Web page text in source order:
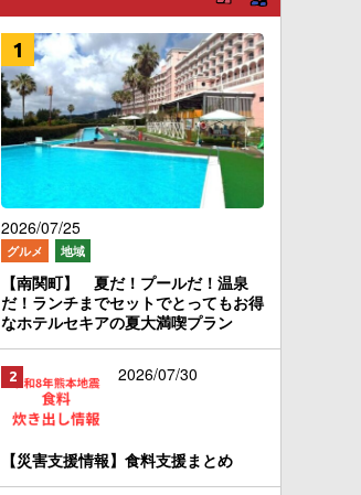
2026/07/25
グルメ 地域
【南関町】 夏だ！プールだ！温泉
だ！ランチまでセットでとってもお得
なホテルセキアの夏大満喫プラン
2026/07/30
【災害支援情報】食料支援まとめ